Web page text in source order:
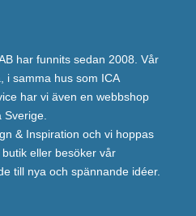
har funnits sedan 2008. Vår
i samma hus som ICA
har vi även en webbshop
Sverige.
& Inspiration och vi hoppas
eller besöker vår
till nya och spännande idéer.